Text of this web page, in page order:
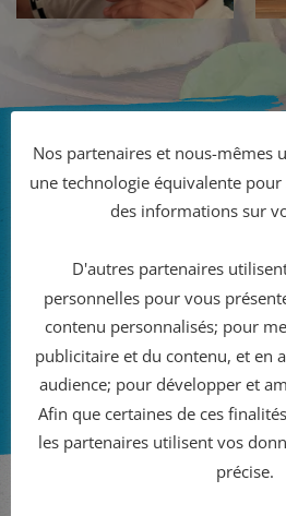
VOTRE MENU
Vous souhaitez un menu
groupe, un séminaire
Contactez-
Nos partenaires et nous-mêmes
une technologie équivalente
des informations sur
D'autres partenaires
personnelles pour vous
contenu personnalisés; pour
publicitaire et du contenu, et en
audience; pour développer et
Afin que certaines de ces
les partenaires utilisent vos
précise.